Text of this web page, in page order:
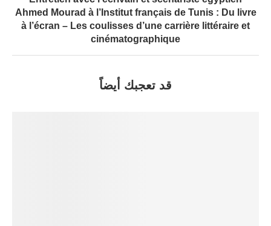
Ahmed Mourad à l’Institut français de Tunis : Du livre
à l’écran – Les coulisses d’une carrière littéraire et
cinématographique
قد تعجبك أيضاً